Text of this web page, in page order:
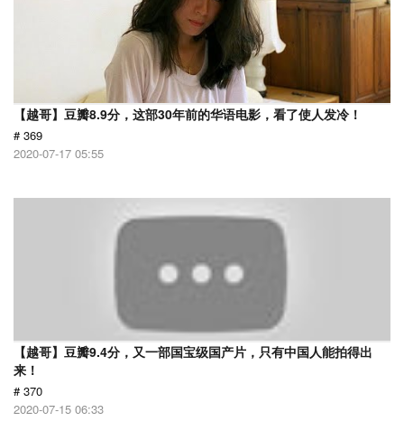
【越哥】豆瓣8.9分，这部30年前的华语电影，看了使人发冷！
# 369
2020-07-17 05:55
【越哥】豆瓣9.4分，又一部国宝级国产片，只有中国人能拍得出
来！
# 370
2020-07-15 06:33